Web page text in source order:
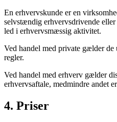
En erhvervskunde er en
selvstændig erhvervsdrivende
led i erhvervsmæssig aktivitet.
Ved handel med private gælder
regler.
Ved handel med erhverv gælder
erhvervsaftale, medmindre andet
4. Priser